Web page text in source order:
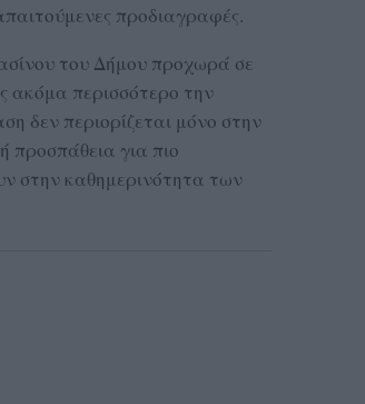
προδιαγραφές.
του Δήμου προχωρά σε
ακόμα περισσότερο την
δεν περιορίζεται μόνο στην
προσπάθεια για πιο
στην καθημερινότητα των